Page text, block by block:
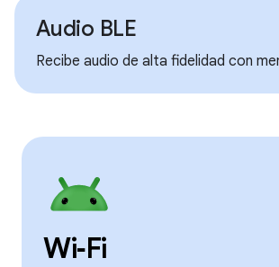
Audio BLE
Recibe audio de alta fidelidad con
Wi‑Fi